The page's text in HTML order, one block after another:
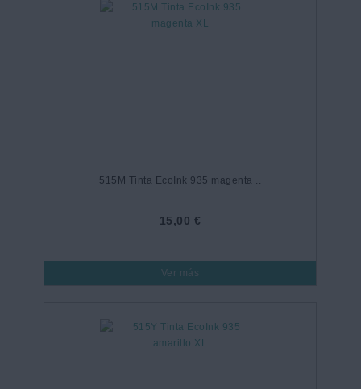
515M Tinta EcoInk 935 magenta ..
15,00 €
Ver más